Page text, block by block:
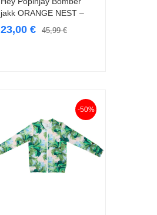
Vali
jakk ORANGE NEST –
45,99€
23,00 €
-50%